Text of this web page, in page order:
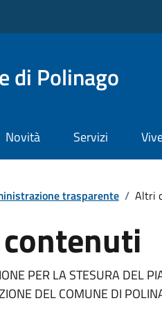
di Polinago
Novità Servizi
trasparente / Altri
PER LA STESURA DEL
DEL COMUNE DI